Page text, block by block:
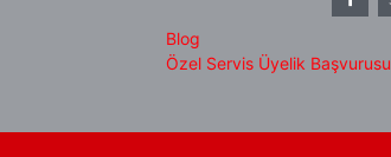
Blog
Özel Servis Üyelik Başvurusu